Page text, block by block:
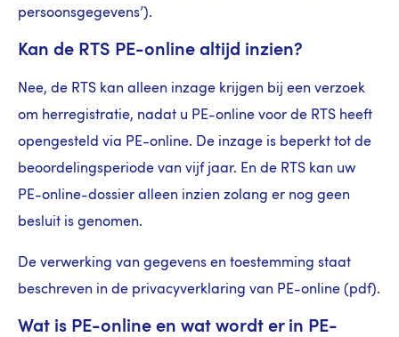
persoonsgegevens’).
Kan de RTS PE-online altijd inzien?
Nee, de RTS kan alleen inzage krijgen bij een verzoek
om herregistratie, nadat u PE-online voor de RTS heeft
opengesteld via PE-online. De inzage is beperkt tot de
beoordelingsperiode van vijf jaar. En de RTS kan uw
PE-online-dossier alleen inzien zolang er nog geen
besluit is genomen.
De verwerking van gegevens en toestemming staat
beschreven in de privacyverklaring van PE-online (pdf).
Wat is PE-online en wat wordt er in PE-